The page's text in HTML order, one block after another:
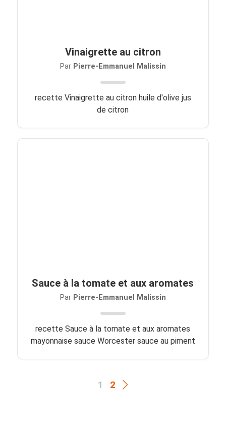
Vinaigrette au citron
Par Pierre-Emmanuel Malissin
recette Vinaigrette au citron huile d'olive jus
de citron
Sauce à la tomate et aux aromates
Par Pierre-Emmanuel Malissin
recette Sauce à la tomate et aux aromates
mayonnaise sauce Worcester sauce au piment
1 2